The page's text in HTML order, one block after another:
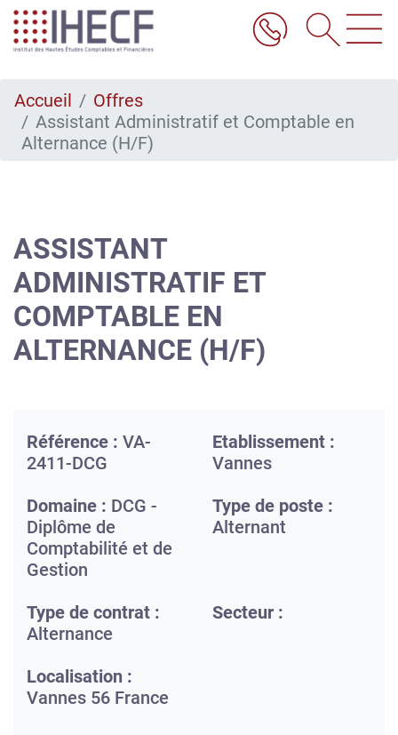
Aller
au
contenu
Accueil
Offres
Assistant Administratif et Comptable en
Alternance (H/F)
ASSISTANT
ADMINISTRATIF ET
COMPTABLE EN
ALTERNANCE (H/F)
Référence : VA-
2411-DCG
Etablissement :
Vannes
Domaine : DCG -
Diplôme de
Comptabilité et de
Gestion
Type de poste :
Alternant
Type de contrat :
Alternance
Secteur :
Localisation :
Vannes 56 France